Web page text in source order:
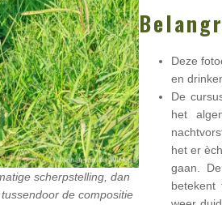
scherpstelling, dan
de compositie
Deze
en
De
het
het er
gaan.